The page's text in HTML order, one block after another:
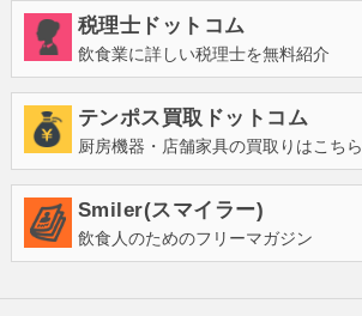
税理士ドットコム
飲食業に詳しい税理士を無料紹介
テンポス買取ドットコム
厨房機器・店舗家具の買取りはこちら
Smiler(スマイラー)
飲食人のためのフリーマガジン